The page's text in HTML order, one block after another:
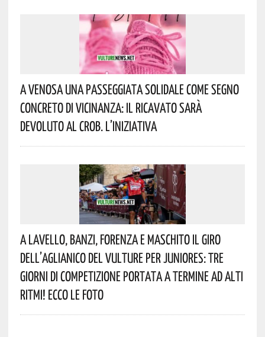
A Venosa Una Passeggiata Solidale Come Segno
Concreto Di Vicinanza: Il Ricavato Sarà
Devoluto Al CROB. L’iniziativa
A Lavello, Banzi, Forenza E Maschito Il Giro
Dell’Aglianico Del Vulture Per Juniores: Tre
Giorni Di Competizione Portata A Termine Ad Alti
Ritmi! Ecco Le Foto